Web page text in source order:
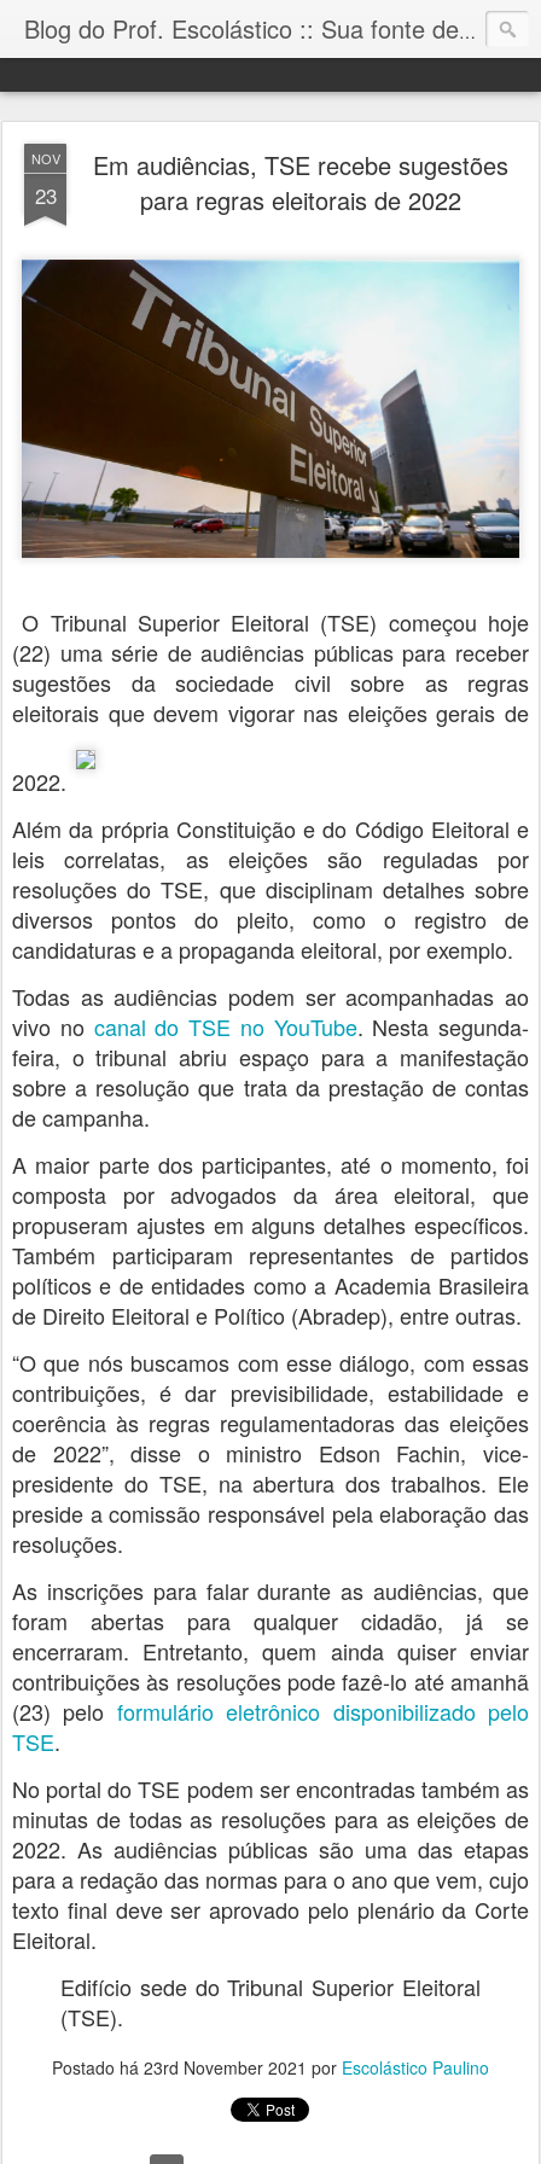
Blog do Prof. Escolástico :: Sua fonte de informação!
NOV
23
Em audiências, TSE recebe sugestões
para regras eleitorais de 2022
O Tribunal Superior Eleitoral (TSE) começou hoje
(22) uma série de audiências públicas para receber
sugestões da sociedade civil sobre as regras
eleitorais que devem vigorar nas eleições gerais de
2022.
Além da própria Constituição e do Código Eleitoral e
leis correlatas, as eleições são reguladas por
resoluções do TSE, que disciplinam detalhes sobre
diversos pontos do pleito, como o registro de
candidaturas e a propaganda eleitoral, por exemplo.
Todas as audiências podem ser acompanhadas ao
vivo no canal do TSE no YouTube. Nesta segunda-
feira, o tribunal abriu espaço para a manifestação
sobre a resolução que trata da prestação de contas
de campanha.
A maior parte dos participantes, até o momento, foi
composta por advogados da área eleitoral, que
propuseram ajustes em alguns detalhes específicos.
Também participaram representantes de partidos
políticos e de entidades como a Academia Brasileira
de Direito Eleitoral e Político (Abradep), entre outras.
“O que nós buscamos com esse diálogo, com essas
contribuições, é dar previsibilidade, estabilidade e
coerência às regras regulamentadoras das eleições
de 2022”, disse o ministro Edson Fachin, vice-
presidente do TSE, na abertura dos trabalhos. Ele
preside a comissão responsável pela elaboração das
resoluções.
As inscrições para falar durante as audiências, que
foram abertas para qualquer cidadão, já se
encerraram. Entretanto, quem ainda quiser enviar
contribuições às resoluções pode fazê-lo até amanhã
(23) pelo formulário eletrônico disponibilizado pelo
TSE.
No portal do TSE podem ser encontradas também as
minutas de todas as resoluções para as eleições de
2022. As audiências públicas são uma das etapas
para a redação das normas para o ano que vem, cujo
texto final deve ser aprovado pelo plenário da Corte
Eleitoral.
Edifício sede do Tribunal Superior Eleitoral
(TSE).
Postado há 23rd November 2021 por Escolástico Paulino